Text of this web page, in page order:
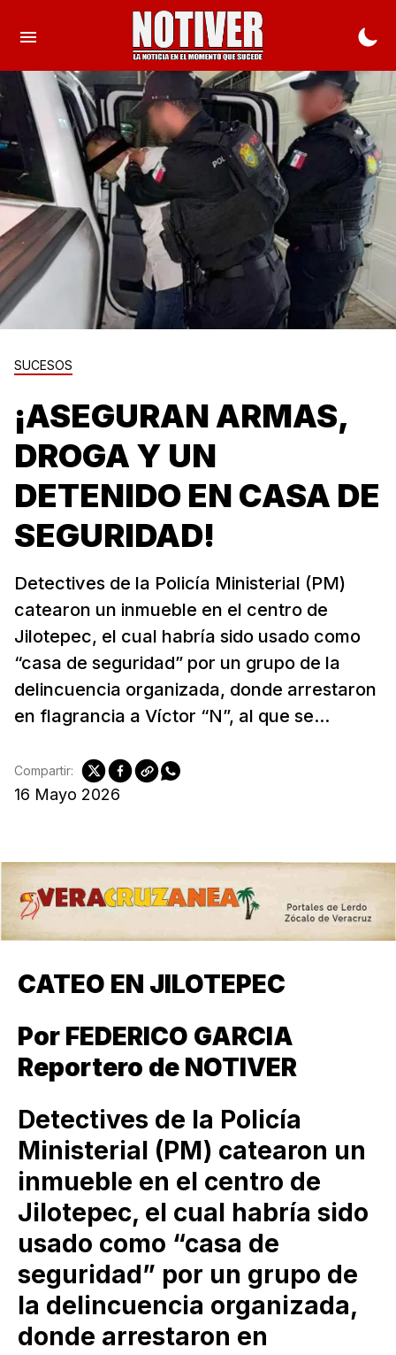
SUCESOS
¡ASEGURAN ARMAS,
DROGA Y UN
DETENIDO EN CASA DE
SEGURIDAD!
Detectives de la Policía Ministerial (PM)
catearon un inmueble en el centro de
Jilotepec, el cual habría sido usado como
“casa de seguridad” por un grupo de la
delincuencia organizada, donde arrestaron
en flagrancia a Víctor “N”, al que se...
16 Mayo 2026
Compartir:
CATEO EN JILOTEPEC
Por FEDERICO GARCIA
Reportero de NOTIVER
Detectives de la Policía
Ministerial (PM) catearon un
inmueble en el centro de
Jilotepec, el cual habría sido
usado como “casa de
seguridad” por un grupo de
la delincuencia organizada,
donde arrestaron en